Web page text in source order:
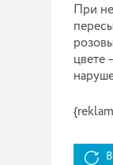
При
цвете